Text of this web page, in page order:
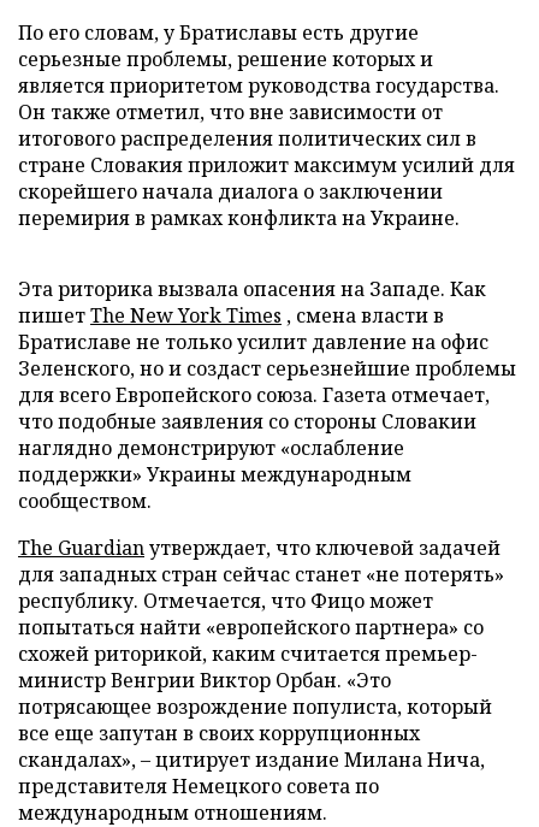
По его словам, у Братиславы есть другие
серьезные проблемы, решение которых и
является приоритетом руководства государства.
Он также отметил, что вне зависимости от
итогового распределения политических сил в
стране Словакия приложит максимум усилий для
скорейшего начала диалога о заключении
перемирия в рамках конфликта на Украине.
Эта риторика вызвала опасения на Западе. Как
пишетThe New York Times , смена власти в
Братиславе не только усилит давление на офис
Зеленского, но и создаст серьезнейшие проблемы
для всего Европейского союза. Газета отмечает,
что подобные заявления со стороны Словакии
наглядно демонстрируют «ослабление
поддержки» Украины международным
сообществом.
The Guardianутверждает, что ключевой задачей
для западных стран сейчас станет «не потерять»
республику. Отмечается, что Фицо может
попытаться найти «европейского партнера» со
схожей риторикой, каким считается премьер-
министр Венгрии Виктор Орбан. «Это
потрясающее возрождение популиста, который
все еще запутан в своих коррупционных
скандалах», – цитирует издание Милана Нича,
представителя Немецкого совета по
международным отношениям.